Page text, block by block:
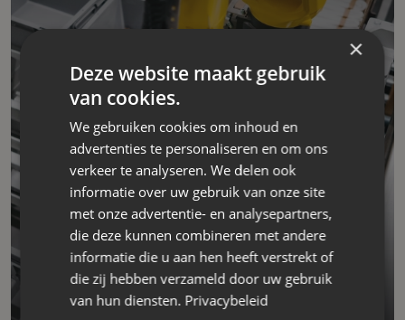
Producent van hijsbanden
Savix is dé betrouwbare Nederlandse producent van
hijsbanden voor staal- en houtindustrie.
×
Deze website maakt gebruik
van cookies.
We gebruiken cookies om inhoud en
advertenties te personaliseren en om ons
verkeer te analyseren. We delen ook
informatie over uw gebruik van onze site
met onze advertentie- en analysepartners,
die deze kunnen combineren met andere
informatie die u aan hen heeft verstrekt of
die zij hebben verzameld door uw gebruik
van hun diensten. Privacybeleid